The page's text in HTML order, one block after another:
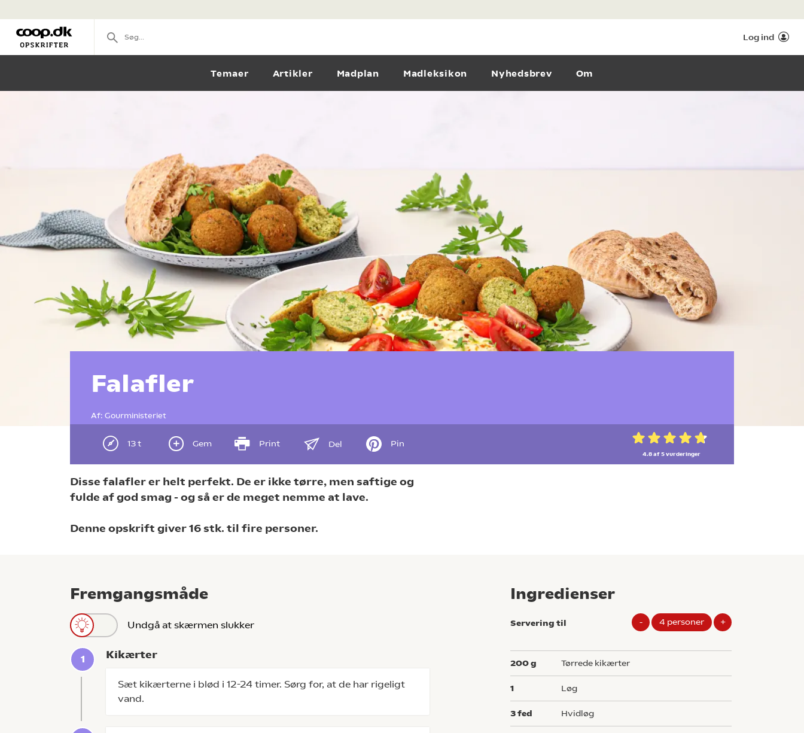
Log ind
Temaer Artikler Madplan Madleksikon Nyhedsbrev Om
Falafler
Af: Gourministeriet
13 t Gem Print Del Pin
4.8 af 5vurderinger
Disse falafler er helt perfekt. De er ikke tørre, men saftige og
fulde af god smag - og så er de meget nemme at lave.
Denne opskrift giver 16 stk. til fire personer.
Fremgangsmåde
Undgå at skærmen slukker
Kikærter
Sæt kikærterne i blød i 12-24 timer. Sørg for, at de har rigeligt
vand.
Ingredienser
Servering til - 4 personer +
200g tørrede kikærter
1 løg
3fed hvidløg